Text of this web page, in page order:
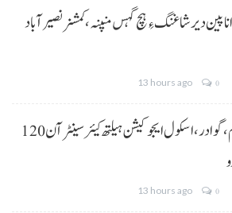
پین دیر شاغنگ ءِ ہچ گہس منپنہ،کمشنر نصیرآباد
13 hours ago 0
ایجوکیشن سپورٹ پروگرام،گوادر، اسکول ایجوکیشن ہیلتھ کیئر سینٹر آن 120
13 hours ago 0